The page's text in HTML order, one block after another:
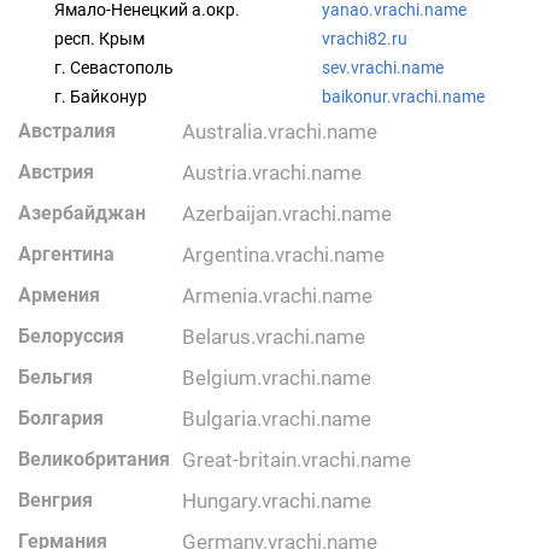
Ямало-Ненецкий а.окр.
yanao.vrachi.name
респ. Крым
vrachi82.ru
г. Севастополь
sev.vrachi.name
г. Байконур
baikonur.vrachi.name
Австралия australia.vrachi.name
Австрия austria.vrachi.name
Азербайджан azerbaijan.vrachi.name
Аргентина argentina.vrachi.name
Армения armenia.vrachi.name
Белоруссия belarus.vrachi.name
Бельгия belgium.vrachi.name
Болгария bulgaria.vrachi.name
Великобритания great-britain.vrachi.name
Венгрия hungary.vrachi.name
Германия germany.vrachi.name